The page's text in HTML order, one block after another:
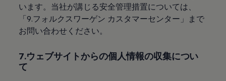
います。当社が講じる安全管理措置については、
「9.フォルクスワーゲン カスタマーセンター」まで
お問い合わせください。
7.ウェブサイトからの個人情報の収集につい
て